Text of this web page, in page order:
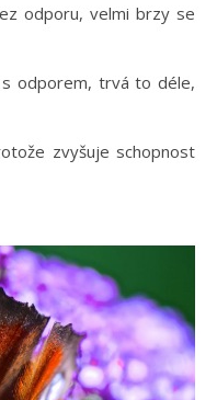
odporu, velmi brzy se
odporem, trvá to déle,
zvyšuje schopnost